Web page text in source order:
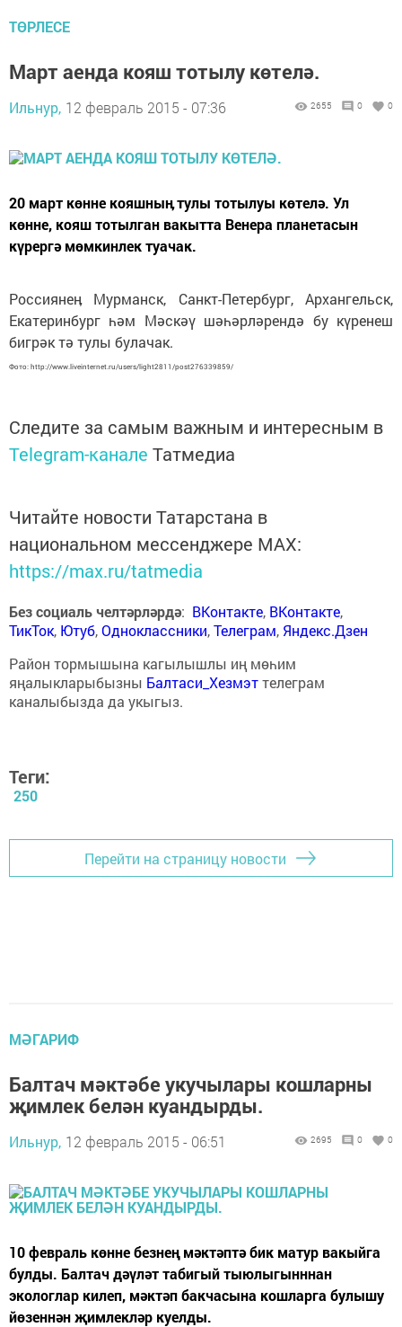
ТӨРЛЕСЕ
Март аенда кояш тотылу көтелә.
Ильнур, 12 февраль 2015 - 07:36 2655 0 0
20 март көнне кояшныӊ тулы тотылуы көтелә. Ул
көнне, кояш тотылган вакытта Венера планетасын
күрергә мөмкинлек туачак.
Россиянеӊ Мурманск, Санкт-Петербург, Архангельск,
Екатеринбург һәм Мәскәү шәһәрләрендә бу күренеш
бигрәк тә тулы булачак.
Фото: http://www.liveinternet.ru/users/light2811/post276339859/
Следите за самым важным и интересным в
Telegram-канале Татмедиа
Читайте новости Татарстана в
национальном мессенджере MАХ:
https://max.ru/tatmedia
Без социаль челтәрләрдә: ВКонтакте, ВКонтакте,
ТикТок, Ютуб,Одноклассники,Телеграм, Яндекс.Дзен
Район тормышына кагылышлы иң мөһим
яңалыкларыбызны Балтаси_Хезмэттелеграм
каналыбызда да укыгыз.
Теги:
250
Перейти на страницу новости
МӘГАРИФ
Балтач мәктәбе укучылары кошларны
җимлек белән куандырды.
Ильнур, 12 февраль 2015 - 06:51 2695 0 0
10 февраль көнне безнең мәктәптә бик матур вакыйга
булды. Балтач дәүләт табигый тыюлыгынннан
экологлар килеп, мәктәп бакчасына кошларга булышу
йөзеннән җимлекләр куелды.